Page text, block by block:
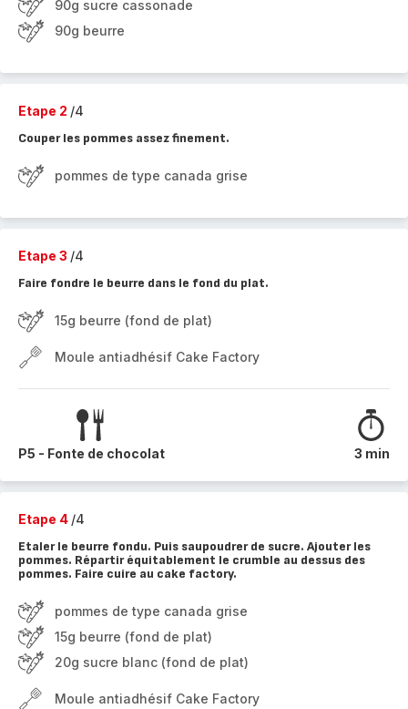
90g sucre cassonade
90g beurre
Etape 2 /4
Couper les pommes assez finement.
pommes de type canada grise
Etape 3 /4
Faire fondre le beurre dans le fond du plat.
15g beurre (fond de plat)
Moule antiadhésif Cake Factory
P5 - Fonte de chocolat 3 min
Etape 4 /4
Etaler le beurre fondu. Puis saupoudrer de sucre. Ajouter les
pommes. Répartir équitablement le crumble au dessus des
pommes. Faire cuire au cake factory.
pommes de type canada grise
15g beurre (fond de plat)
20g sucre blanc (fond de plat)
Moule antiadhésif Cake Factory